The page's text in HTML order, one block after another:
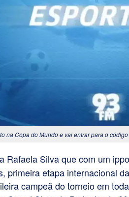
na Copa do Mundo e vai entrar para o
Rafaela Silva que com um
primeira etapa internacional
campeã do torneio em